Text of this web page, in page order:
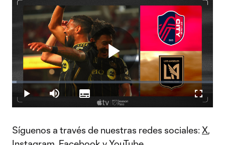
Play
Video
Play Mute
Loaded:
2.20%
Subtitles
Síguenos a través de nuestras redes sociales: X,